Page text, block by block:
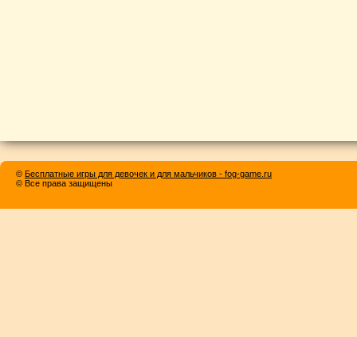
© Бесплатные игры для девочек и для мальчиков - fog-game.ru
© Все права защищены